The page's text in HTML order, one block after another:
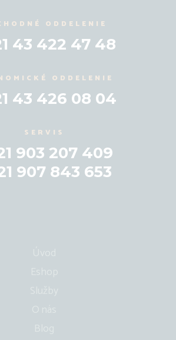
ODDELENIE
43 422 47 48
ODDELENIE
43 426 08 04
SERVIS
903 207 409
907 843 653